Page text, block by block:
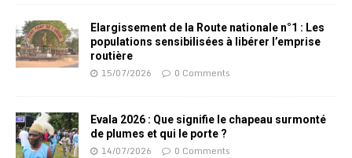
Elargissement de la Route nationale n°1 : Les
populations sensibilisées à libérer l’emprise
routière
15/07/2026 0 Comments
Evala 2026 : Que signifie le chapeau surmonté
de plumes et qui le porte ?
14/07/2026 0 Comments